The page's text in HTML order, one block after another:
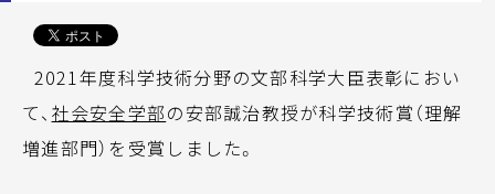
2021年度科学技術分野の文部科学大臣表彰におい
て、 社会安全学部の安部誠治教授が科学技術賞（理解
増進部門）を受賞しました。